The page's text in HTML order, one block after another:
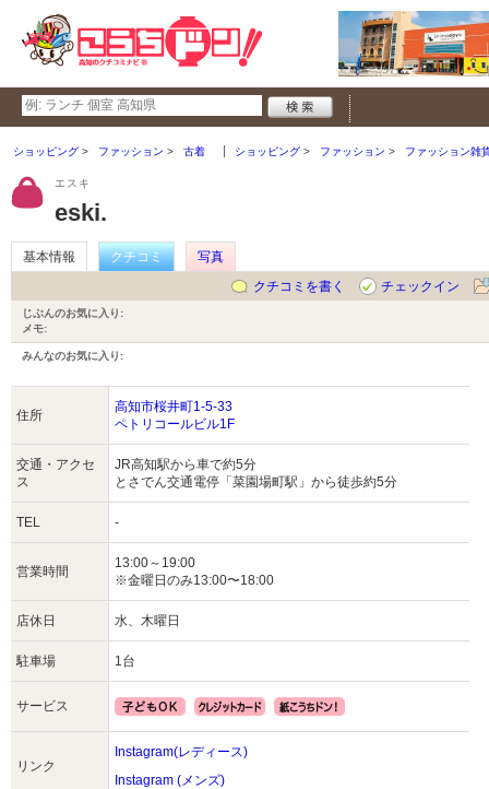
ショッピング ファッション 古着 ショッピング ファッション ファッション雑
エスキ
eski.
基本情報 クチコミ
写真
クチコミを書く
チェックイン
じぶんのお気に入り:
メモ:
みんなのお気に入り:
住所
高知市桜井町1-5-33
ペトリコールビル1F
交通・アクセ
ス
JR高知駅から車で約5分
とさでん交通電停「菜園場町駅」から徒歩約5分
TEL -
営業時間
13:00～19:00
※金曜日のみ13:00〜18:00
店休日 水、木曜日
駐車場 1台
サービス
リンク
Instagram(レディース)
Instagram (メンズ)